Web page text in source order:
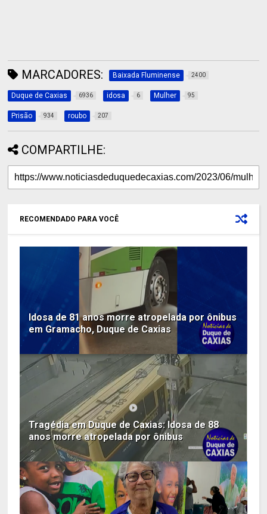
MARCADORES: Baixada Fluminense 2400
Duque de Caxias 6936 idosa 6 Mulher 95
Prisão 934 roubo 207
COMPARTILHE:
RECOMENDADO PARA VOCÊ
Idosa de 81 anos morre atropelada por ônibus
em Gramacho, Duque de Caxias
Tragédia em Duque de Caxias: Idosa de 88
anos morre atropelada por ônibus